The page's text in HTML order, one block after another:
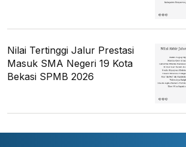
Nilai Tertinggi Jalur Prestasi
Masuk SMA Negeri 19 Kota
Bekasi SPMB 2026